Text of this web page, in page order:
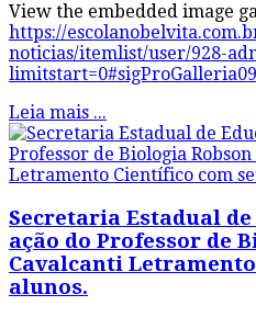
View the embedded image
https://
noticias/itemlist/user/928-
Leia mais ...
Secretaria Estadual de
ação do Professor de
Cavalcanti
alunos.